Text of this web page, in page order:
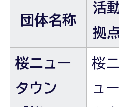
団体名称
活
拠
桜ニュー
タウン
桜ニ
ュー